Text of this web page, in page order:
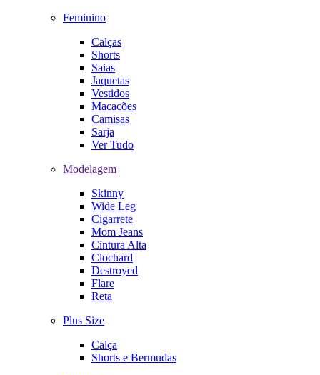
Feminino
Calças
Shorts
Saias
Jaquetas
Vestidos
Macacões
Camisas
Sarja
Ver Tudo
Modelagem
Skinny
Wide Leg
Cigarrete
Mom Jeans
Cintura Alta
Clochard
Destroyed
Flare
Reta
Plus Size
Calça
Shorts e Bermudas